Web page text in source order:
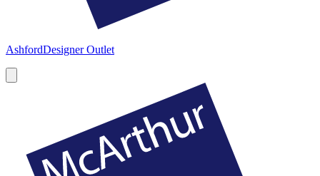
AshfordDesigner Outlet